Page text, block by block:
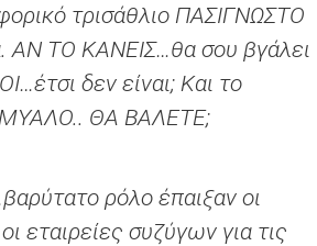
τρισάθλιο ΠΑΣΙΓΝΩΣΤΟ
ΑΝ ΤΟ ΚΑΝΕΙΣ…θα σου βγάλει
δεν είναι; Και το
ΜΥΑΛΟ.. ΘΑ ΒΑΛΕΤΕ;
ρόλο έπαιξαν οι
εταιρείες συζύγων για τις